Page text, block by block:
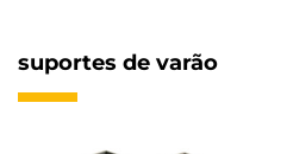
suportes de varão